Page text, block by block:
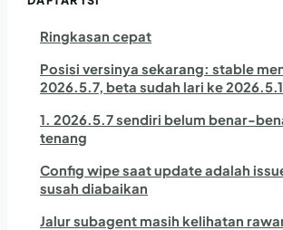
Ringkasan cepat
Posisi versinya sekarang: stable
2026.5.7, beta sudah lari ke
1. 2026.5.7 sendiri belum benar-
tenang
Config wipe saat update adalah
susah diabaikan
Jalur subagent masih kelihatan